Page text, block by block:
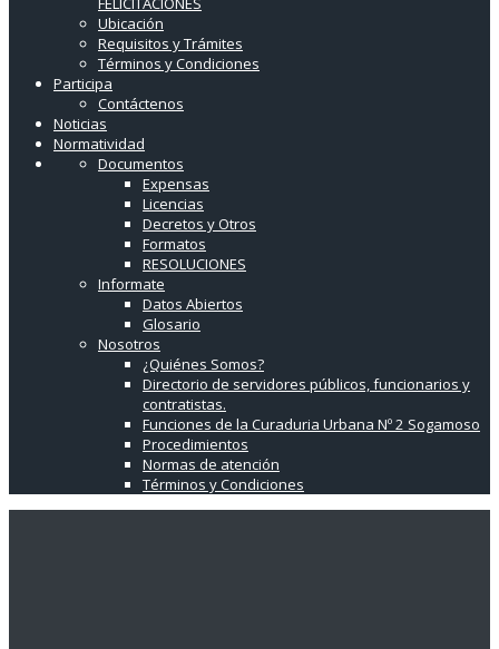
Ubicación
Requisitos y Trámites
Términos y Condiciones
Participa
Contáctenos
Noticias
Normatividad
Documentos
Expensas
Licencias
Decretos y Otros
Formatos
RESOLUCIONES
Informate
Datos Abiertos
Glosario
Nosotros
¿Quiénes Somos?
Directorio de servidores públicos, funcionarios y
contratistas.
Funciones de la Curaduria Urbana Nº 2 Sogamoso
Procedimientos
Normas de atención
Términos y Condiciones